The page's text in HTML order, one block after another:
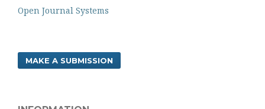
Open Journal Systems
MAKE A SUBMISSION